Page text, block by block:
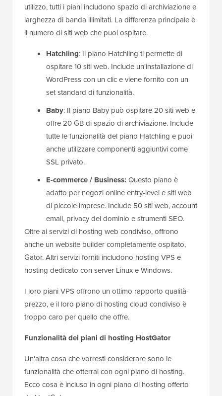
utilizzo, tutti i piani includono spazio di archiviazione e
larghezza di banda illimitati. La differenza principale è
il numero di siti web che puoi ospitare.
Hatchling: Il piano Hatchling ti permette di
ospitare 10 siti web. Include un'installazione di
WordPress con un clic e viene fornito con un
set standard di funzionalità.
Baby: Il piano Baby può ospitare 20 siti web e
offre 20 GB di spazio di archiviazione. Include
tutte le funzionalità del piano Hatchling e puoi
anche utilizzare componenti aggiuntivi come
SSL privato.
E-commerce / Business: Questo piano è
adatto per negozi online entry-level e siti web
di piccole imprese. Include 50 siti web, account
email, privacy del dominio e strumenti SEO.
Oltre ai servizi di hosting web condiviso, offrono
anche un website builder completamente ospitato,
Gator. Altri servizi forniti includono hosting VPS e
hosting dedicato con server Linux e Windows.
I loro piani VPS offrono un ottimo rapporto qualità-
prezzo, e il loro piano di hosting cloud condiviso è
troppo caro per quello che offre.
Funzionalità dei piani di hosting HostGator
Un'altra cosa che vorresti considerare sono le
funzionalità che otterrai con ogni piano di hosting.
Ecco cosa è incluso in ogni piano di hosting offerto